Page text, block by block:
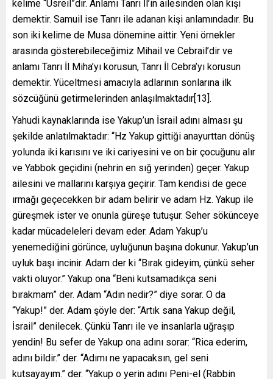
kelime “Üsreil”dir. Anlamı Tanrı İl’in ailesinden olan kişi
demektir. Samuil ise Tanrı ile adanan kişi anlamındadır. Bu
son iki kelime de Musa dönemine aittir. Yeni örnekler
arasında gösterebileceğimiz Mihail ve Cebrail’dir ve
anlamı Tanrı İl Miha’yı korusun, Tanrı İl Cebra’yı korusun
demektir. Yüceltmesi amacıyla adlarının sonlarına ilk
sözcüğünü getirmelerinden anlaşılmaktadır[13].
Yahudi kaynaklarında ise Yakup’un İsrail adını alması şu
şekilde anlatılmaktadır: “Hz Yakup gittiği anayurttan dönüş
yolunda iki karısını ve iki cariyesini ve on bir çocuğunu alır
ve Yabbok geçidini (nehrin en sığ yerinden) geçer. Yakup
ailesini ve mallarını karşıya geçirir. Tam kendisi de gece
ırmağı geçecekken bir adam belirir ve adam Hz. Yakup ile
güreşmek ister ve onunla güreşe tutuşur. Seher sökünceye
kadar mücadeleleri devam eder. Adam Yakup’u
yenemediğini görünce, uyluğunun başına dokunur. Yakup’un
uyluk başı incinir. Adam der ki “Bırak gideyim, çünkü seher
vakti oluyor.” Yakup ona “Beni kutsamadıkça seni
bırakmam” der. Adam “Adın nedir?” diye sorar. O da
“Yakup!” der. Adam şöyle der: “Artık sana Yakup değil,
İsrail” denilecek. Çünkü Tanrı ile ve insanlarla uğraşıp
yendin! Bu sefer de Yakup ona adını sorar: “Rica ederim,
adını bildir.” der. “Adımı ne yapacaksın, gel seni
kutsayayım.” der. “Yakup o yerin adını Peni-el (Rabbin